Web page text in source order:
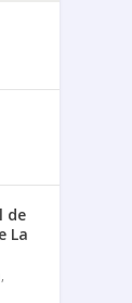
de
La
,